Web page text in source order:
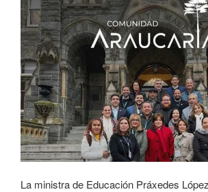
La ministra de Educación Práxedes